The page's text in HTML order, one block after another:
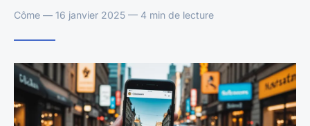
Côme — 16 janvier 2025 — 4 min de lecture